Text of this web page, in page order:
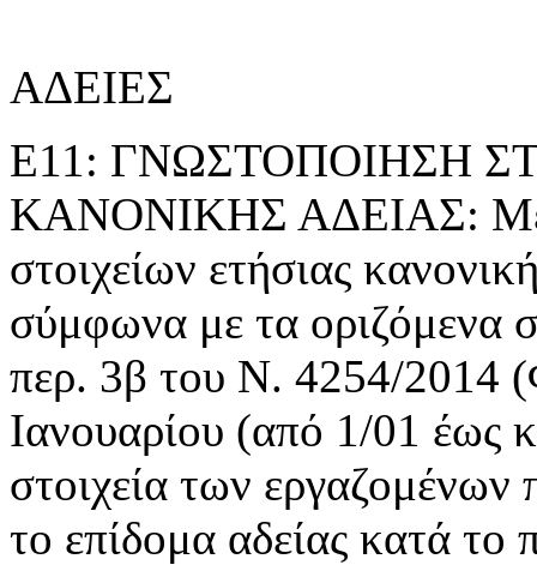
ΑΔΕΙΕΣ
Ε11: ΓΝΩΣΤΟΠΟΙΗΣΗ
ΚΑΝΟΝΙΚΗΣ ΑΔΕΙΑΣ: Με
στοιχείων ετήσιας
σύμφωνα με τα
περ. 3β του Ν. 4254/2014
Ιανουαρίου (από 1/01 έως
στοιχεία των εργαζομένων
το επίδομα αδείας κατά το